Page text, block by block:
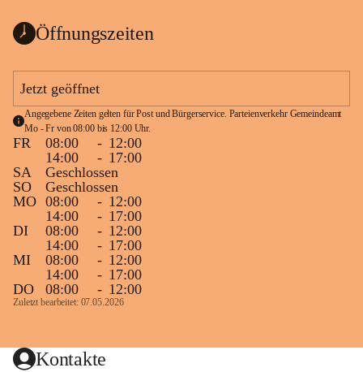
Öffnungszeiten
Jetzt geöffnet
Angegebene Zeiten gelten für Post und Bürgerservice. Parteienverkehr Gemeindeamt
Mo - Fr von 08:00 bis 12:00 Uhr.
FR 08:00 - 12:00
14:00
- 17:00
SA
Geschlossen
SO
Geschlossen
MO 08:00 - 12:00
14:00
- 17:00
DI
08:00 - 12:00
14:00
- 17:00
MI
08:00 - 12:00
14:00
- 17:00
DO
08:00 - 12:00
Zuletzt bearbeitet: 07.05.2026
Kontakte